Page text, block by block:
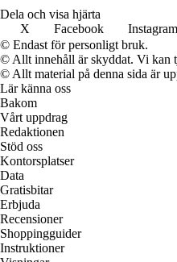
Dela och visa hjärta
X
Facebook Instagram
© Endast för personligt bruk.
© Allt innehåll är skyddat. Vi kan
© Allt material på denna sida är
Lär känna oss
Bakom
Vårt uppdrag
Redaktionen
Stöd oss
Kontorsplatser
Data
Gratisbitar
Erbjuda
Recensioner
Shoppingguider
Instruktioner